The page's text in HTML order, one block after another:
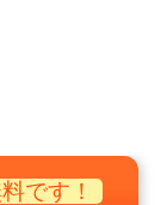
です！